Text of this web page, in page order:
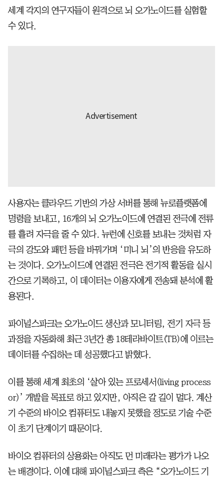
세계 각지의 연구자들이 원격으로 뇌 오가노이드를 실험할
수 있다.
사용자는 클라우드 기반의 가상 서버를 통해 뉴로플랫폼에
명령을 보내고, 16개의 뇌 오가노이드에 연결된 전극에 전류
를 흘려 자극을 줄 수 있다. 뉴런에 신호를 보내는 것처럼 자
극의 강도와 패턴 등을 바꿔가며 ‘미니 뇌’의 반응을 유도하
는 것이다. 오가노이드에 연결된 전극은 전기적 활동을 실시
간으로 기록하고, 이 데이터는 이용자에게 전송돼 분석에 활
용된다.
파이널스파크는 오가노이드 생산과 모니터링, 전기 자극 등
과정을 자동화해 최근 3년간 총 18테라바이트(TB)에 이르는
데이터를 수집하는 데 성공했다고 밝혔다.
이를 통해 세계 최초의 ‘살아 있는 프로세서(living process
or)’ 개발을 목표로 하고 있지만, 아직은 갈 길이 멀다. 계산
기 수준의 바이오 컴퓨터도 내놓지 못했을 정도로 기술 수준
이 초기 단계이기 때문이다.
바이오 컴퓨터의 상용화는 아직도 먼 미래라는 평가가 나오
는 배경이다. 이에 대해 파이널스파크 측은 “오가노이드 기